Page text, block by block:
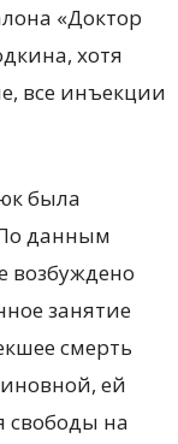
«Доктор
хотя
все инъекции
была
данным
возбуждено
занятие
смерть
ей
свободы на